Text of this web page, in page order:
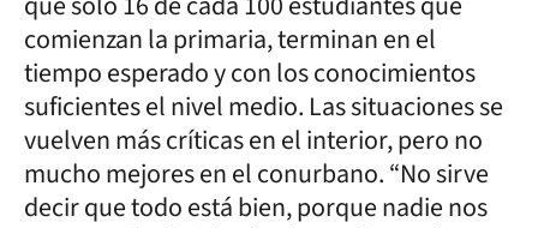
comienzan la primaria, terminan en el
tiempo esperado y con los conocimientos
suficientes el nivel medio. Las situaciones se
vuelven más críticas en el interior, pero no
mucho mejores en el conurbano. “No sirve
decir que todo está bien, porque nadie nos